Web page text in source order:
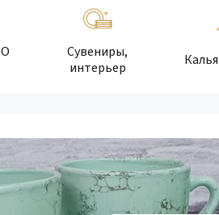
Сувениры,
интерьер